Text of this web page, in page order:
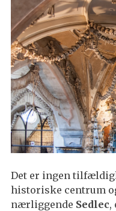
Det er ingen
historiske centrum
nærliggende Sedlec,